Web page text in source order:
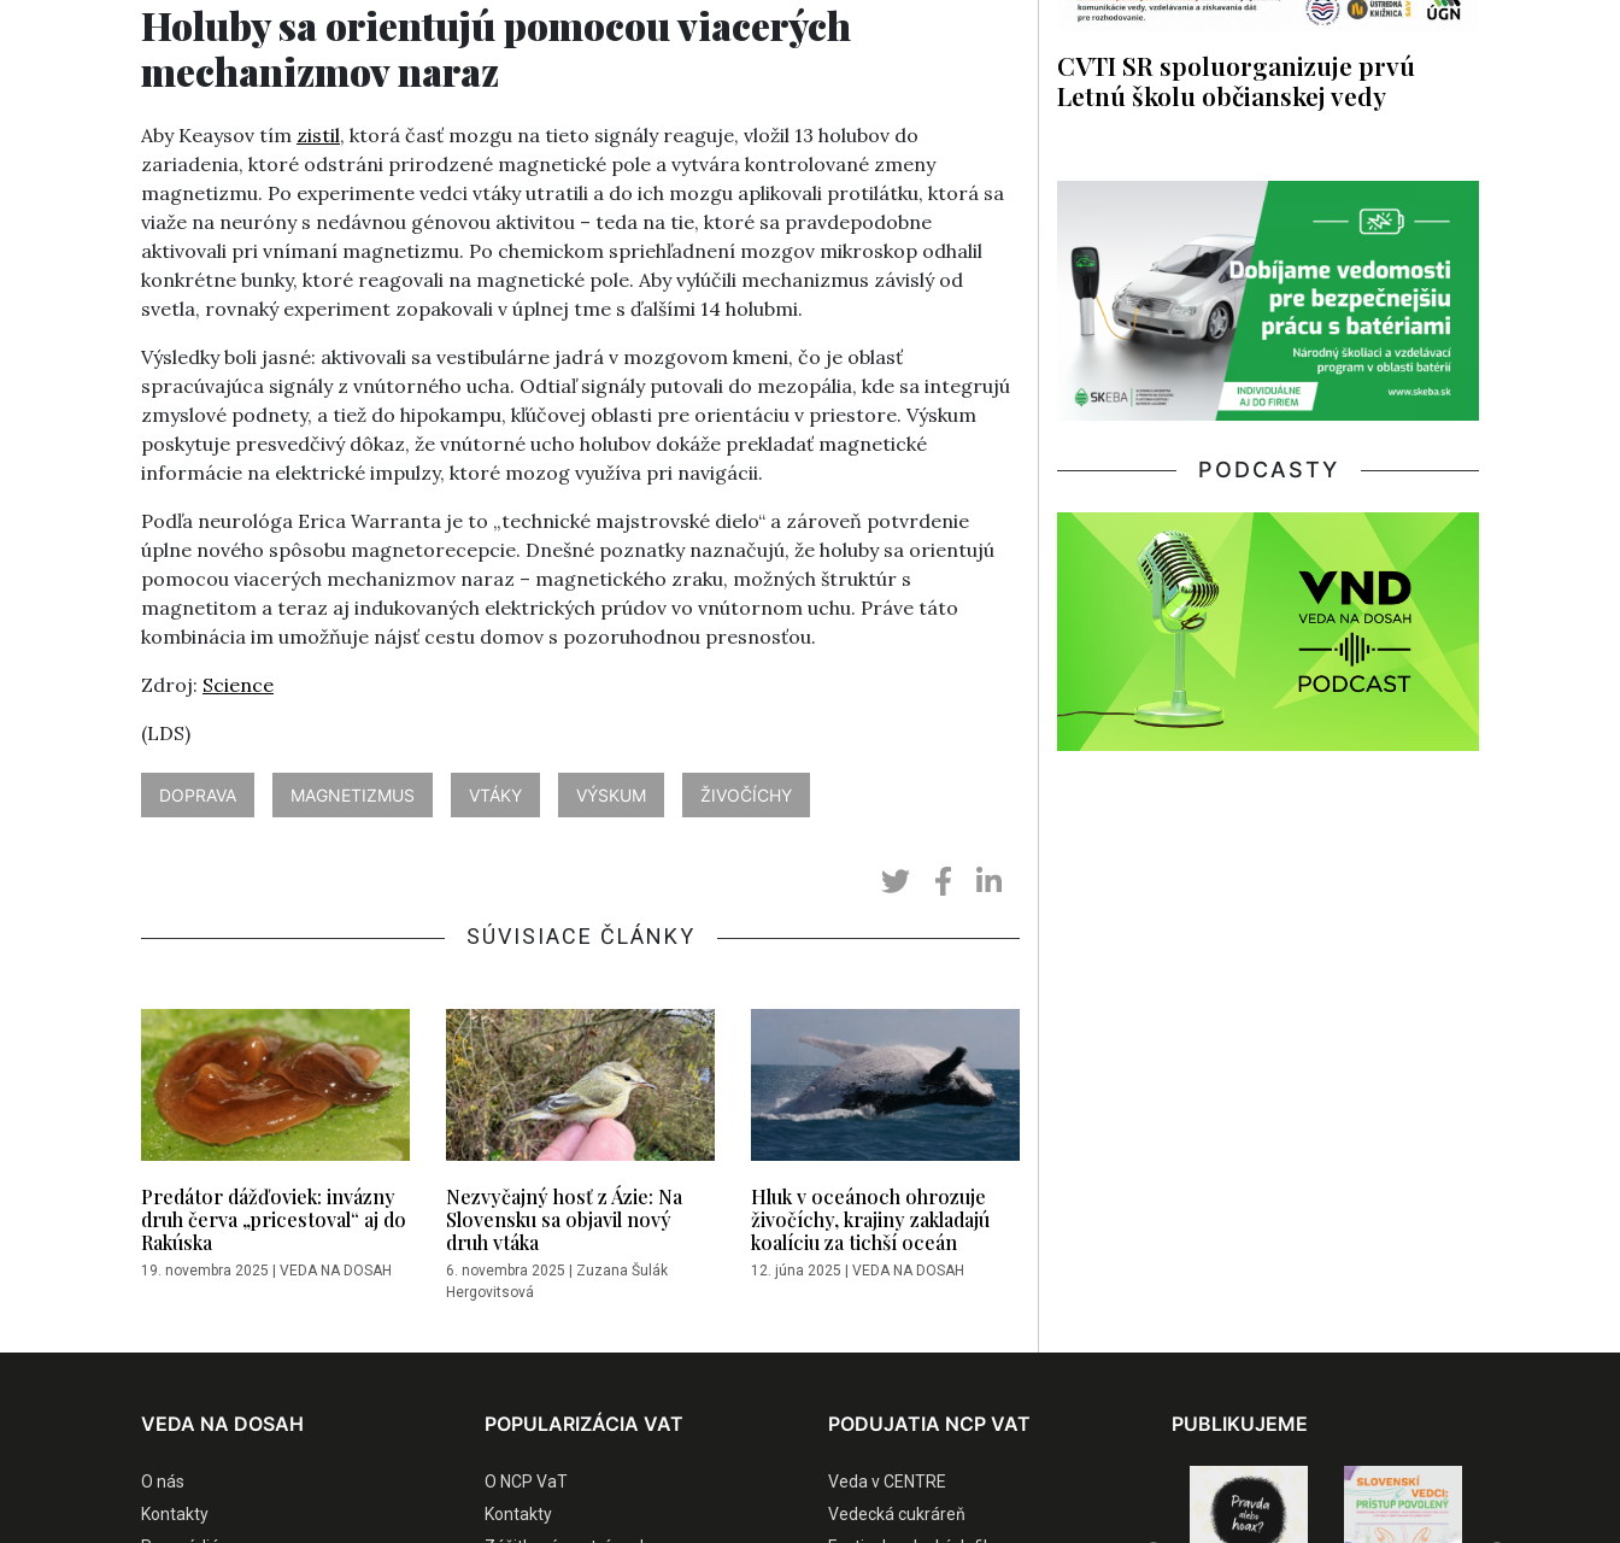
Holuby sa orientujú pomocou viacerých
mechanizmov naraz
Aby Keaysov tím zistil, ktorá časť mozgu na tieto signály reaguje, vložil 13 holubov do
zariadenia, ktoré odstráni prirodzené magnetické pole a vytvára kontrolované zmeny
magnetizmu. Po experimente vedci vtáky utratili a do ich mozgu aplikovali protilátku, ktorá sa
viaže na neuróny s nedávnou génovou aktivitou – teda na tie, ktoré sa pravdepodobne
aktivovali pri vnímaní magnetizmu. Po chemickom spriehľadnení mozgov mikroskop odhalil
konkrétne bunky, ktoré reagovali na magnetické pole. Aby vylúčili mechanizmus závislý od
svetla, rovnaký experiment zopakovali v úplnej tme s ďalšími 14 holubmi.
Výsledky boli jasné: aktivovali sa vestibulárne jadrá v mozgovom kmeni, čo je oblasť
spracúvajúca signály z vnútorného ucha. Odtiaľ signály putovali do mezopália, kde sa integrujú
zmyslové podnety, a tiež do hipokampu, kľúčovej oblasti pre orientáciu v priestore. Výskum
poskytuje presvedčivý dôkaz, že vnútorné ucho holubov dokáže prekladať magnetické
informácie na elektrické impulzy, ktoré mozog využíva pri navigácii.
Podľa neurológa Erica Warranta je to „technické majstrovské dielo“ a zároveň potvrdenie
úplne nového spôsobu magnetorecepcie. Dnešné poznatky naznačujú, že holuby sa orientujú
pomocou viacerých mechanizmov naraz – magnetického zraku, možných štruktúr s
magnetitom a teraz aj indukovaných elektrických prúdov vo vnútornom uchu. Práve táto
kombinácia im umožňuje nájsť cestu domov s pozoruhodnou presnosťou.
Zdroj: Science
(LDS)
DOPRAVA MAGNETIZMUS VTÁKY VÝSKUM ŽIVOČÍCHY
SÚVISIACE ČLÁNKY
Predátor dážďoviek: invázny
druh červa „pricestoval“ aj do
Rakúska
19. novembra 2025 VEDA NA DOSAH
Nezvyčajný hosť z Ázie: Na
Slovensku sa objavil nový
druh vtáka
6. novembra 2025
Zuzana Šulák
Hergovitsová
Hluk v oceánoch ohrozuje
živočíchy, krajiny zakladajú
koalíciu za tichší oceán
12. júna 2025 VEDA NA DOSAH
CVTI SR spoluorganizuje prvú
Letnú školu občianskej vedy
PODCASTY
VEDA NA DOSAH
O nás
Kontakty
POPULARIZÁCIA VAT
O NCP VaT
Kontakty
PODUJATIA NCP VAT
Veda v CENTRE
Vedecká cukráreň
PUBLIKUJEME